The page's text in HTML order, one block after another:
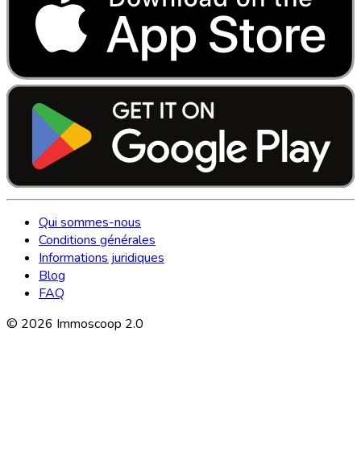
Qui sommes-nous
Conditions générales
Informations juridiques
Blog
FAQ
© 2026 Immoscoop 2.0